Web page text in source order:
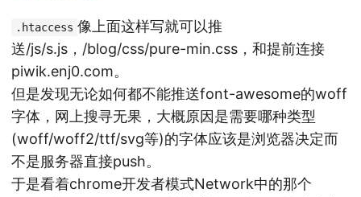
.htaccess 像上面这样写就可以推
送/js/s.js，/blog/css/pure-min.css，和提前连接
piwik.enj0.com。
但是发现无论如何都不能推送font-awesome的woff
字体，网上搜寻无果，大概原因是需要哪种类型
(woff/woff2/ttf/svg等)的字体应该是浏览器决定而
不是服务器直接push。
于是看着chrome开发者模式Network中的那个